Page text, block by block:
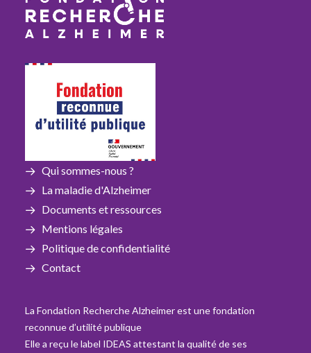
Qui sommes-nous ?
La maladie d'Alzheimer
Documents et ressources
Mentions légales
Politique de confidentialité
Contact
La Fondation Recherche Alzheimer est une fondation
reconnue d’utilité publique
Elle a reçu le label IDEAS attestant la qualité de ses